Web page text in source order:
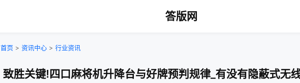
答版网
首页 > 资讯中心 > 行业资讯
致胜关键!四口麻将机升降台与好牌预判规律_有没有隐蔽式无